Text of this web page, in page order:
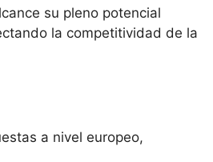
su pleno potencial
la competitividad de la
a nivel europeo,